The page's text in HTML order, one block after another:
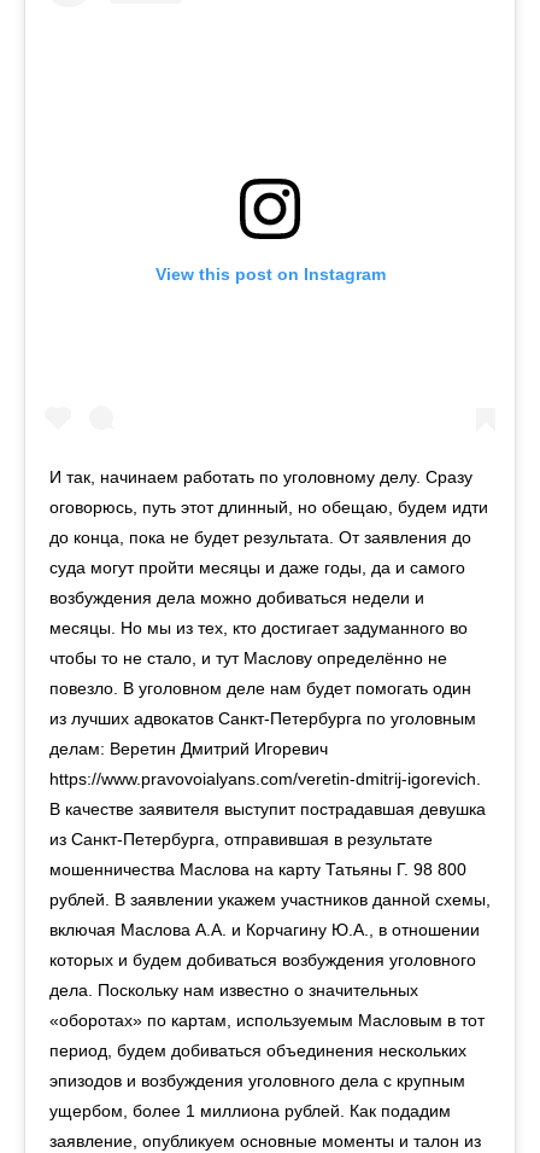
View this post on Instagram
И так, начинаем работать по уголовному делу. Сразу
оговорюсь, путь этот длинный, но обещаю, будем идти
до конца, пока не будет результата. От заявления до
суда могут пройти месяцы и даже годы, да и самого
возбуждения дела можно добиваться недели и
месяцы. Но мы из тех, кто достигает задуманного во
чтобы то не стало, и тут Маслову определённо не
повезло. В уголовном деле нам будет помогать один
из лучших адвокатов Санкт-Петербурга по уголовным
делам: Веретин Дмитрий Игоревич
https://www.pravovoialyans.com/veretin-dmitrij-igorevich.
В качестве заявителя выступит пострадавшая девушка
из Санкт-Петербурга, отправившая в результате
мошенничества Маслова на карту Татьяны Г. 98 800
рублей. В заявлении укажем участников данной схемы,
включая Маслова А.А. и Корчагину Ю.А., в отношении
которых и будем добиваться возбуждения уголовного
дела. Поскольку нам известно о значительных
«оборотах» по картам, используемым Масловым в тот
период, будем добиваться объединения нескольких
эпизодов и возбуждения уголовного дела с крупным
ущербом, более 1 миллиона рублей. Как подадим
заявление, опубликуем основные моменты и талон из